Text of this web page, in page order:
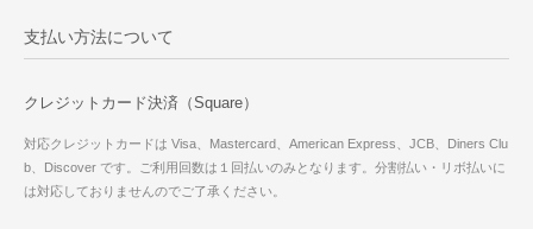
支払い方法について
クレジットカード決済（Square）
対応クレジットカードは Visa、Mastercard、American Express、JCB、Diners Clu
b、Discover です。ご利用回数は１回払いのみとなります。分割払い・リボ払いに
は対応しておりませんのでご了承ください。